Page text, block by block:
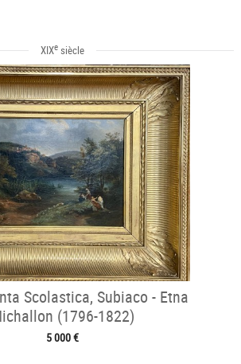
XIXe siècle
Scolastica, Subiaco - Etna
(1796-1822)
5 000 €